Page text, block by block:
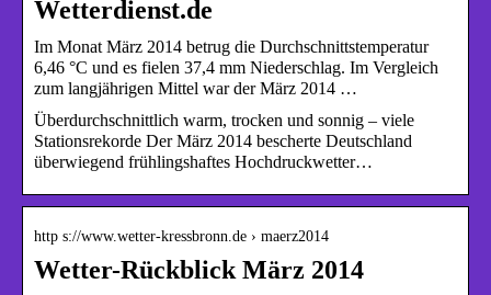
Wetterdienst.de
Im Monat März 2014 betrug die Durchschnittstemperatur
6,46 °C und es fielen 37,4 mm Niederschlag. Im Vergleich
zum langjährigen Mittel war der März 2014 …
Überdurchschnittlich warm, trocken und sonnig – viele
Stationsrekorde Der März 2014 bescherte Deutschland
überwiegend frühlingshaftes Hochdruckwetter…
http s://www.wetter-kressbronn.de › maerz2014
Wetter-Rückblick März 2014